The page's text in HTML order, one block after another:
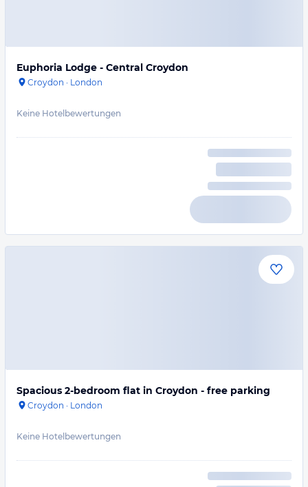
Euphoria Lodge - Central Croydon
Croydon · London
Keine Hotelbewertungen
Spacious 2-bedroom flat in Croydon - free parking
Croydon · London
Keine Hotelbewertungen